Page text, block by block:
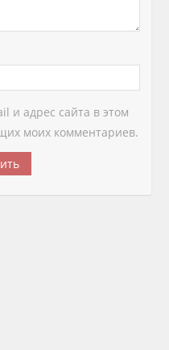
и адрес сайта в этом
моих комментариев.